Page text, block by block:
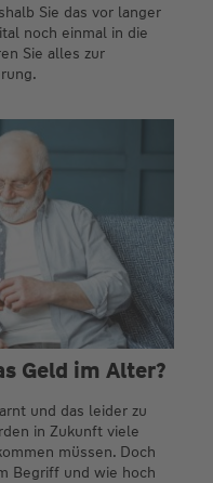
Sie das vor langer
noch einmal in die
Sie alles zur
Geld im Alter?
und das leider zu
in Zukunft viele
müssen. Doch
Begriff und wie hoch